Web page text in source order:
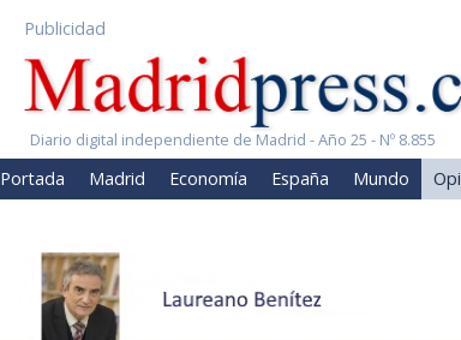
Publicidad
Diario digital independiente de Madrid - Año 25 - Nº 8.855
Portada Madrid Economía España Mundo